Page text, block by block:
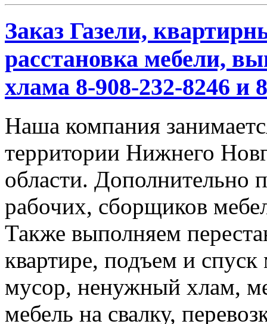
Заказ Газели,
расстановка мебели,
хлама 8-908-232-8246 и
Наша компания
территории Нижнего
области. Дополнительно
рабочих, сборщиков
Также выполняем
квартире, подъем и
мусор, ненужный хлам,
мебель на свалку,